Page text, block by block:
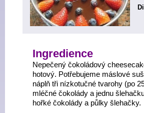
Ingredience
Nepečený čokoládový
hotový. Potřebujeme máslové
náplň tři nízkotučné tvarohy (po
mléčné čokolády a jednu
hořké čokolády a půlky šlehačky.